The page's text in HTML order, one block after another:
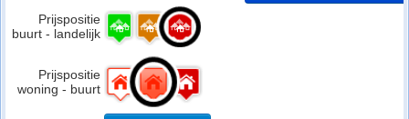
Prijspositie
buurt - landelijk
Prijspositie
woning - buurt